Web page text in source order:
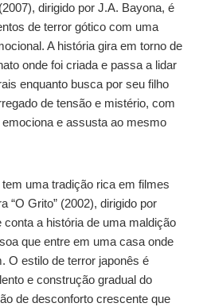
dirigido por J.A. Bayona, é
de terror gótico com uma
A história gira em torno de
onde foi criada e passa a lidar
enquanto busca por seu filho
de tensão e mistério, com
e assusta ao mesmo
uma tradição rica em filmes
“O Grito” (2002), dirigido por
a história de uma maldição
que entre em uma casa onde
O estilo de terror japonês é
e construção gradual do
de desconforto crescente que